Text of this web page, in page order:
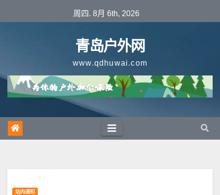
至
周四. 8月 6th, 2026
青岛户外网
www.qdhuwai.com
站内通知